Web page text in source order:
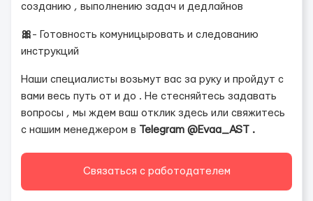
созданию , выполнению задач и дедлайнов
🎀 - Готовность комуницыровать и следованию
инструкций
Наши специалисты возьмут вас за руку и пройдут с
вами весь путь от и до . Не стесняйтесь задавать
вопросы , мы ждем ваш отклик здесь или свяжитесь
с нашим менеджером в
Telegram @Evaa_AST .
Связаться с работодателем